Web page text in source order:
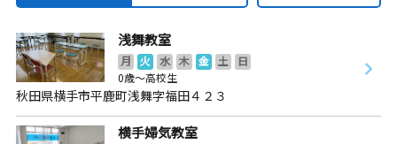
浅舞教室
月 火 水 木 金 土
日
0歳～高校生
秋田県横手市平鹿町浅舞字福田４２３
横手婦気教室